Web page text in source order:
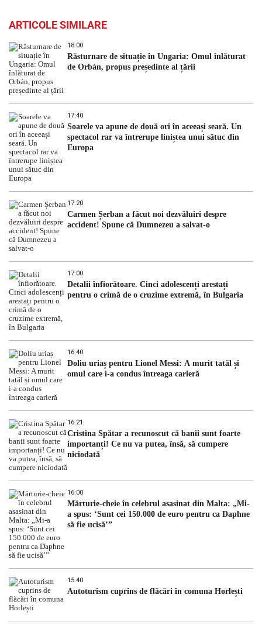
ARTICOLE SIMILARE
18:00
Răsturnare de situație în Ungaria: Omul înlăturat
de Orbán, propus președinte al țării
17:40
Soarele va apune de două ori în aceeași seară. Un
spectacol rar va întrerupe liniștea unui sătuc din
Europa
17:20
Carmen Șerban a făcut noi dezvăluiri despre
accident! Spune că Dumnezeu a salvat-o
17:00
Detalii înfiorătoare. Cinci adolescenți arestați
pentru o crimă de o cruzime extremă, în Bulgaria
16:40
Doliu uriaș pentru Lionel Messi: A murit tatăl și
omul care i-a condus întreaga carieră
16:21
Cristina Spătar a recunoscut că banii sunt foarte
importanți! Ce nu va putea, însă, să cumpere
niciodată
16:00
Mărturie-cheie în celebrul asasinat din Malta: „Mi-
a spus: ‘Sunt cei 150.000 de euro pentru ca Daphne
să fie ucisă’”
15:40
Autoturism cuprins de flăcări în comuna Horlești